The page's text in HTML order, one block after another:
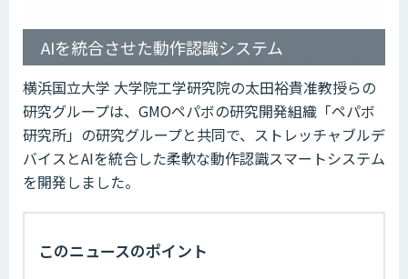
AIを統合させた動作認識システム
横浜国立大学 大学院工学研究院の太田裕貴准教授らの
研究グループは、GMOペパボの研究開発組織「ペパボ
研究所」の研究グループと共同で、ストレッチャブルデ
バイスとAIを統合した柔軟な動作認識スマートシステム
を開発しました。
このニュースのポイント